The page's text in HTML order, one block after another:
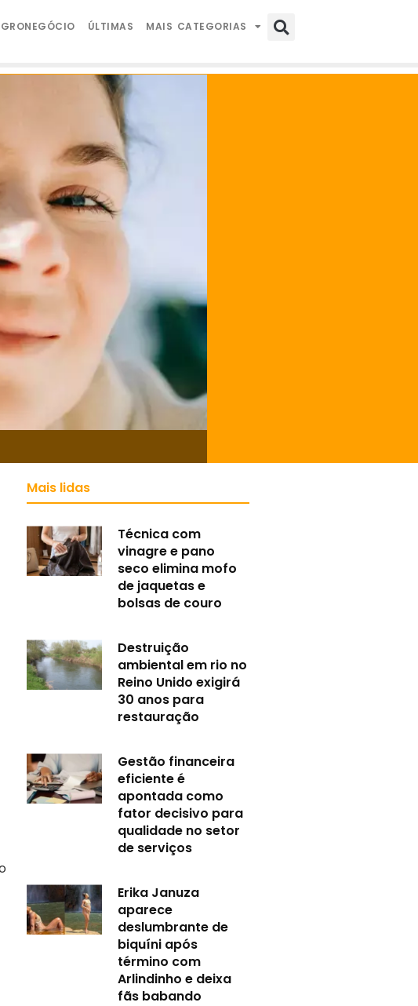
ÚLTIMAS MAIS CATEGORIAS
Mais lidas
Técnica com
vinagre e pano
seco elimina mofo
de jaquetas e
bolsas de couro
Destruição
ambiental em rio no
Reino Unido exigirá
30 anos para
restauração
Gestão financeira
eficiente é
apontada como
fator decisivo para
qualidade no setor
de serviços
Erika Januza
aparece
deslumbrante de
biquíni após
término com
Arlindinho e deixa
fãs babando